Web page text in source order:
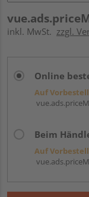
inkl. MwSt. zzgl.
Online
Auf
Beim
Auf